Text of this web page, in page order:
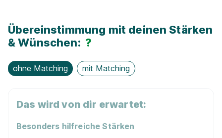
Audio Engineering Diploma SAE Institute GmbH
Mehrere Standorte
Rabatt-Pro­gramme für Schüler / ­Studierende
Projekt­kooper­ationen mit Unternehmen
Übereinstimmung mit deinen Stärken
& Wünschen: ?
ohne Matching mit Matching
Das wird von dir erwartet:
Besonders hilfreiche Stärken